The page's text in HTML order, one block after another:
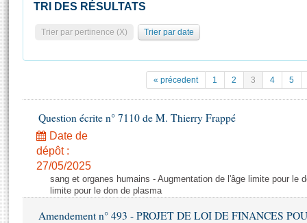
Pétitions
Projets de loi
Propositions de loi
Amendements
Textes adoptés
Statistiques et chiffres clés
Documents de référence
( Constitution | Règlement de l'Assemblée ... )
Histoire
Juniors
Anciennes législatures
Contacts et plan d'accès
Photos libres de droit
TRI DES RÉSULTATS
Trier par pertinence (X) Trier par date
« précedent 1 2 3 4 5
Question écrite n° 7110 de M. Thierry Frappé
Date de
dépôt :
27/05/2025
sang et organes humains - Augmentation de l'âge limite pour le
limite pour le don de plasma
Amendement n° 493 - PROJET DE LOI DE FINANCES